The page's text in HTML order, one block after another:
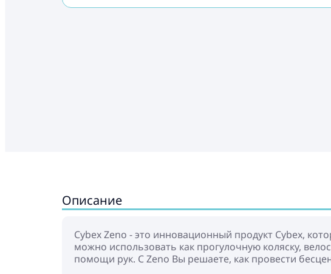
Описание
Cybex Zeno - это инновационный продукт Cybex,
можно использовать как прогулочную коляску,
помощи рук. С Zeno Вы решаете, как провести